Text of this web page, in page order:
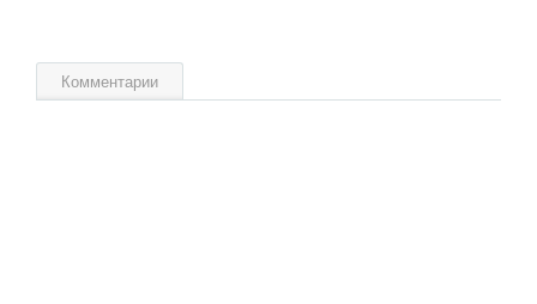
Комментарии